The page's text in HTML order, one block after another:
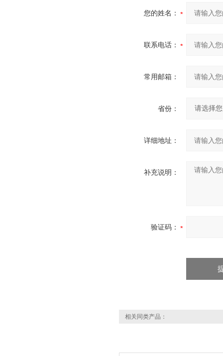
您的姓名：
联系电话：
常用邮箱：
省份：
详细地址：
补充说明：
验证码：
相关同类产品：